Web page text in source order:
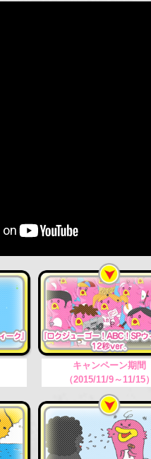
キャンペーン期間
（2015/11/9～11/15）